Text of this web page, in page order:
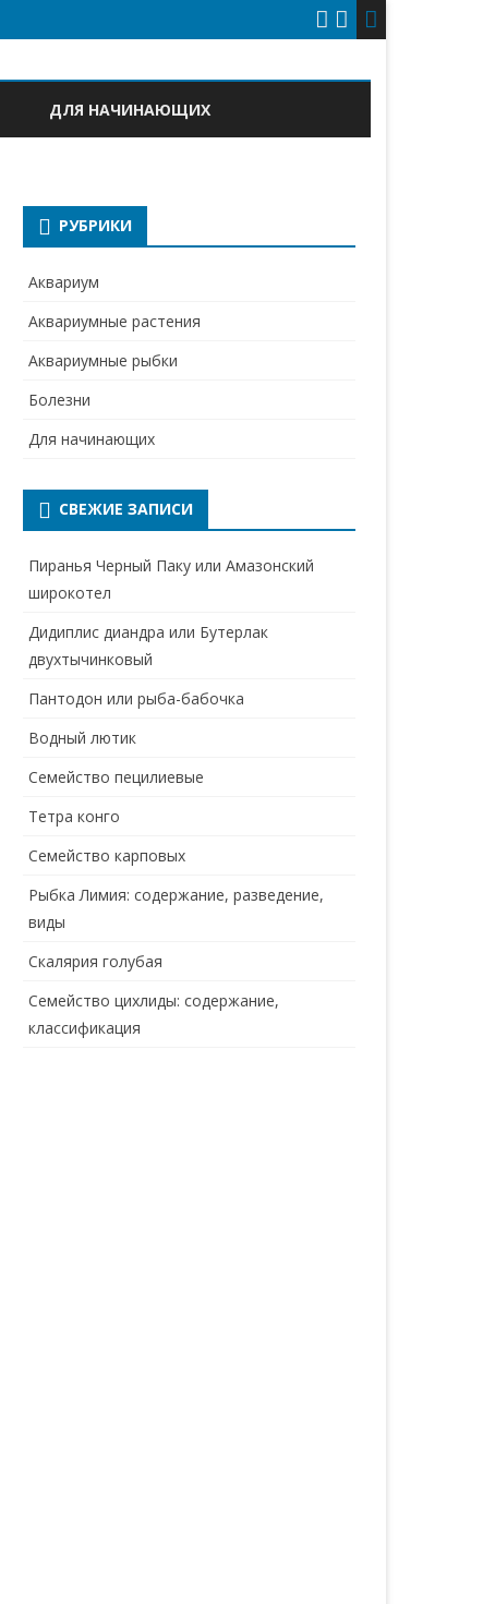
ДЛЯ НАЧИНАЮЩИХ
РУБРИКИ
Аквариум
Аквариумные растения
Аквариумные рыбки
Болезни
Для начинающих
СВЕЖИЕ ЗАПИСИ
Пиранья Черный Паку или Амазонский
широкотел
Дидиплис диандра или Бутерлак
двухтычинковый
Пантодон или рыба-бабочка
Водный лютик
Семейство пецилиевые
Тетра конго
Семейство карповых
Рыбка Лимия: содержание, разведение,
виды
Скалярия голубая
Семейство цихлиды: содержание,
классификация